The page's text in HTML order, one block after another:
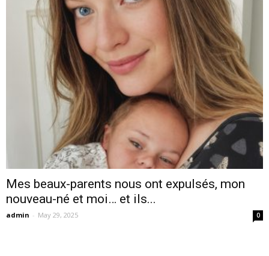
Mes beaux-parents nous ont expulsés, mon
nouveau-né et moi… et ils...
admin - May 29, 2025 0